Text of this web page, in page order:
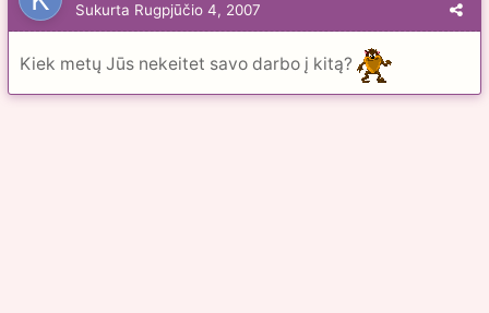
Sukurta Rugpjūčio 4, 2007
Kiek metų Jūs nekeitet savo darbo į kitą?